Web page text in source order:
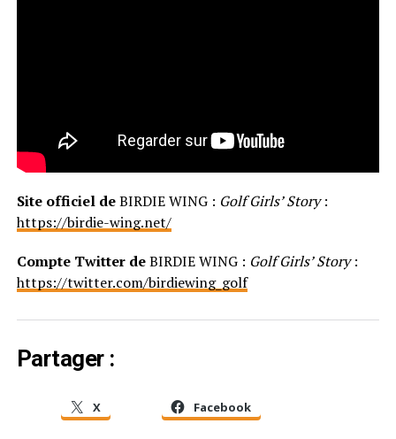
Site officiel deBIRDIE WING : Golf Girls’ Story:
https://birdie-wing.net/
Compte Twitter deBIRDIE WING : Golf Girls’ Story:
https://twitter.com/birdiewing_golf
Partager :
X Facebook